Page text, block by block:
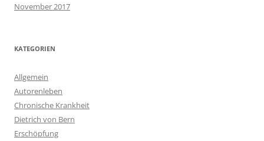
November 2017
KATEGORIEN
Allgemein
Autorenleben
Chronische Krankheit
Dietrich von Bern
Erschöpfung